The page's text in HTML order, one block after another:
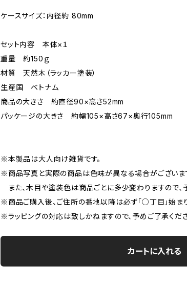
ケースサイズ：内径約 80mm
セット内容 本体×１
重量 約150ｇ
材質 天然木（ラッカー塗装）
生産国 ベトナム
商品の大きさ 約直径90×高さ52mm
パッケージの大きさ 約幅105×高さ67×奥行105mm
※本製品は大人向け雑貨です。
※商品写真と実際の商品は色味が異なる場合がございま
また、木目や塗装色は商品ごとに多少変わりますので、
※商品ご購入後、ご住所の番地以降は必ず「○丁目」始ま
※ラッピングの対応は致しかねますので、予めご了承くださ
カートに入れる